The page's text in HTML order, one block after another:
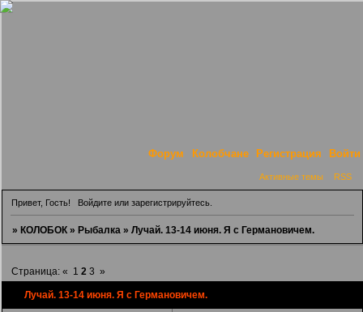
Форум Колобчане Регистрация Войти
Активные темы RSS
Привет, Гость! Войдитеили зарегистрируйтесь.
»КОЛОБОК »Рыбалка »Лучай. 13-14 июня. Я с Германовичем.
Лучай. 13-14 июня. Я с Германовичем.
Страница:« 1 2 3 »